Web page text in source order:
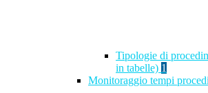
Tipologie di
in tabelle) 1
Monitoraggio tempi